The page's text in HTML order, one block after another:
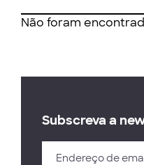
Não foram
Subscreva a